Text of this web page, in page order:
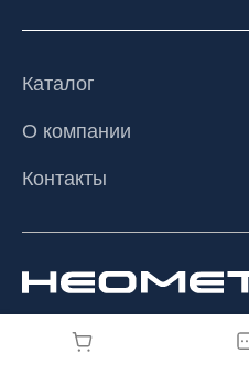
Каталог
О компании
Контакты
© 2026 ООО «Неомет», Все